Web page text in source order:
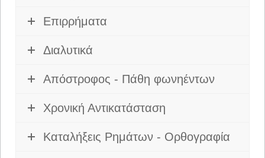
Επιρρήματα
Διαλυτικά
Απόστροφος - Πάθη φωνηέντων
Χρονική Αντικατάσταση
Καταλήξεις Ρημάτων - Ορθογραφία